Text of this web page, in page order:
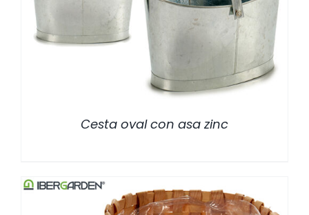
/ DETALLES
Cesta oval con asa zinc